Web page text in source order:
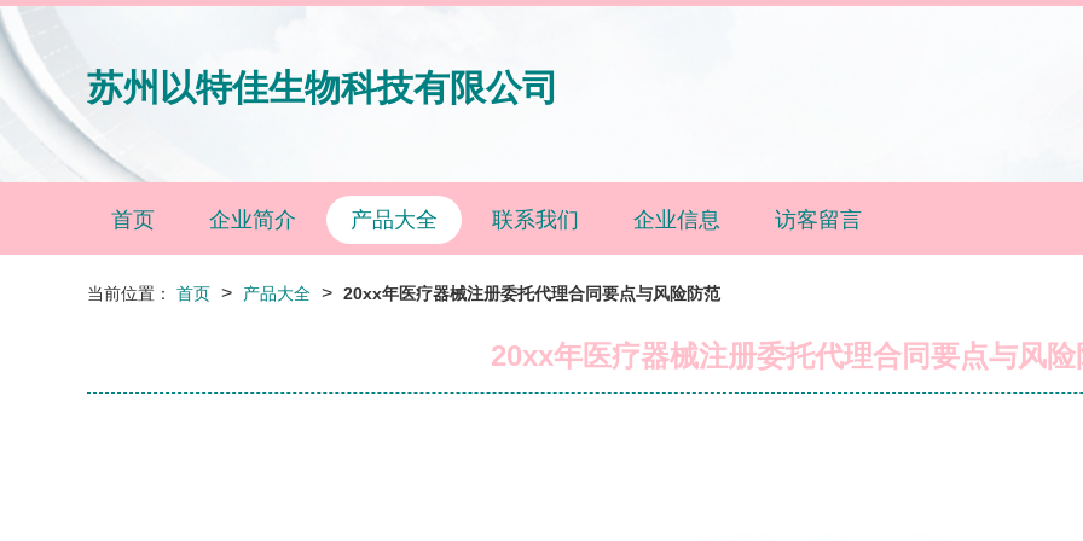
苏州以特佳生物科技有限公司
首页 企业简介 产品大全 联系我们 企业信息 访客留言
当前位置： 首页 > 产品大全 > 20xx年医疗器械注册委托代理合同要点与风险防范
20xx年医疗器械注册委托代理合同要点与风险